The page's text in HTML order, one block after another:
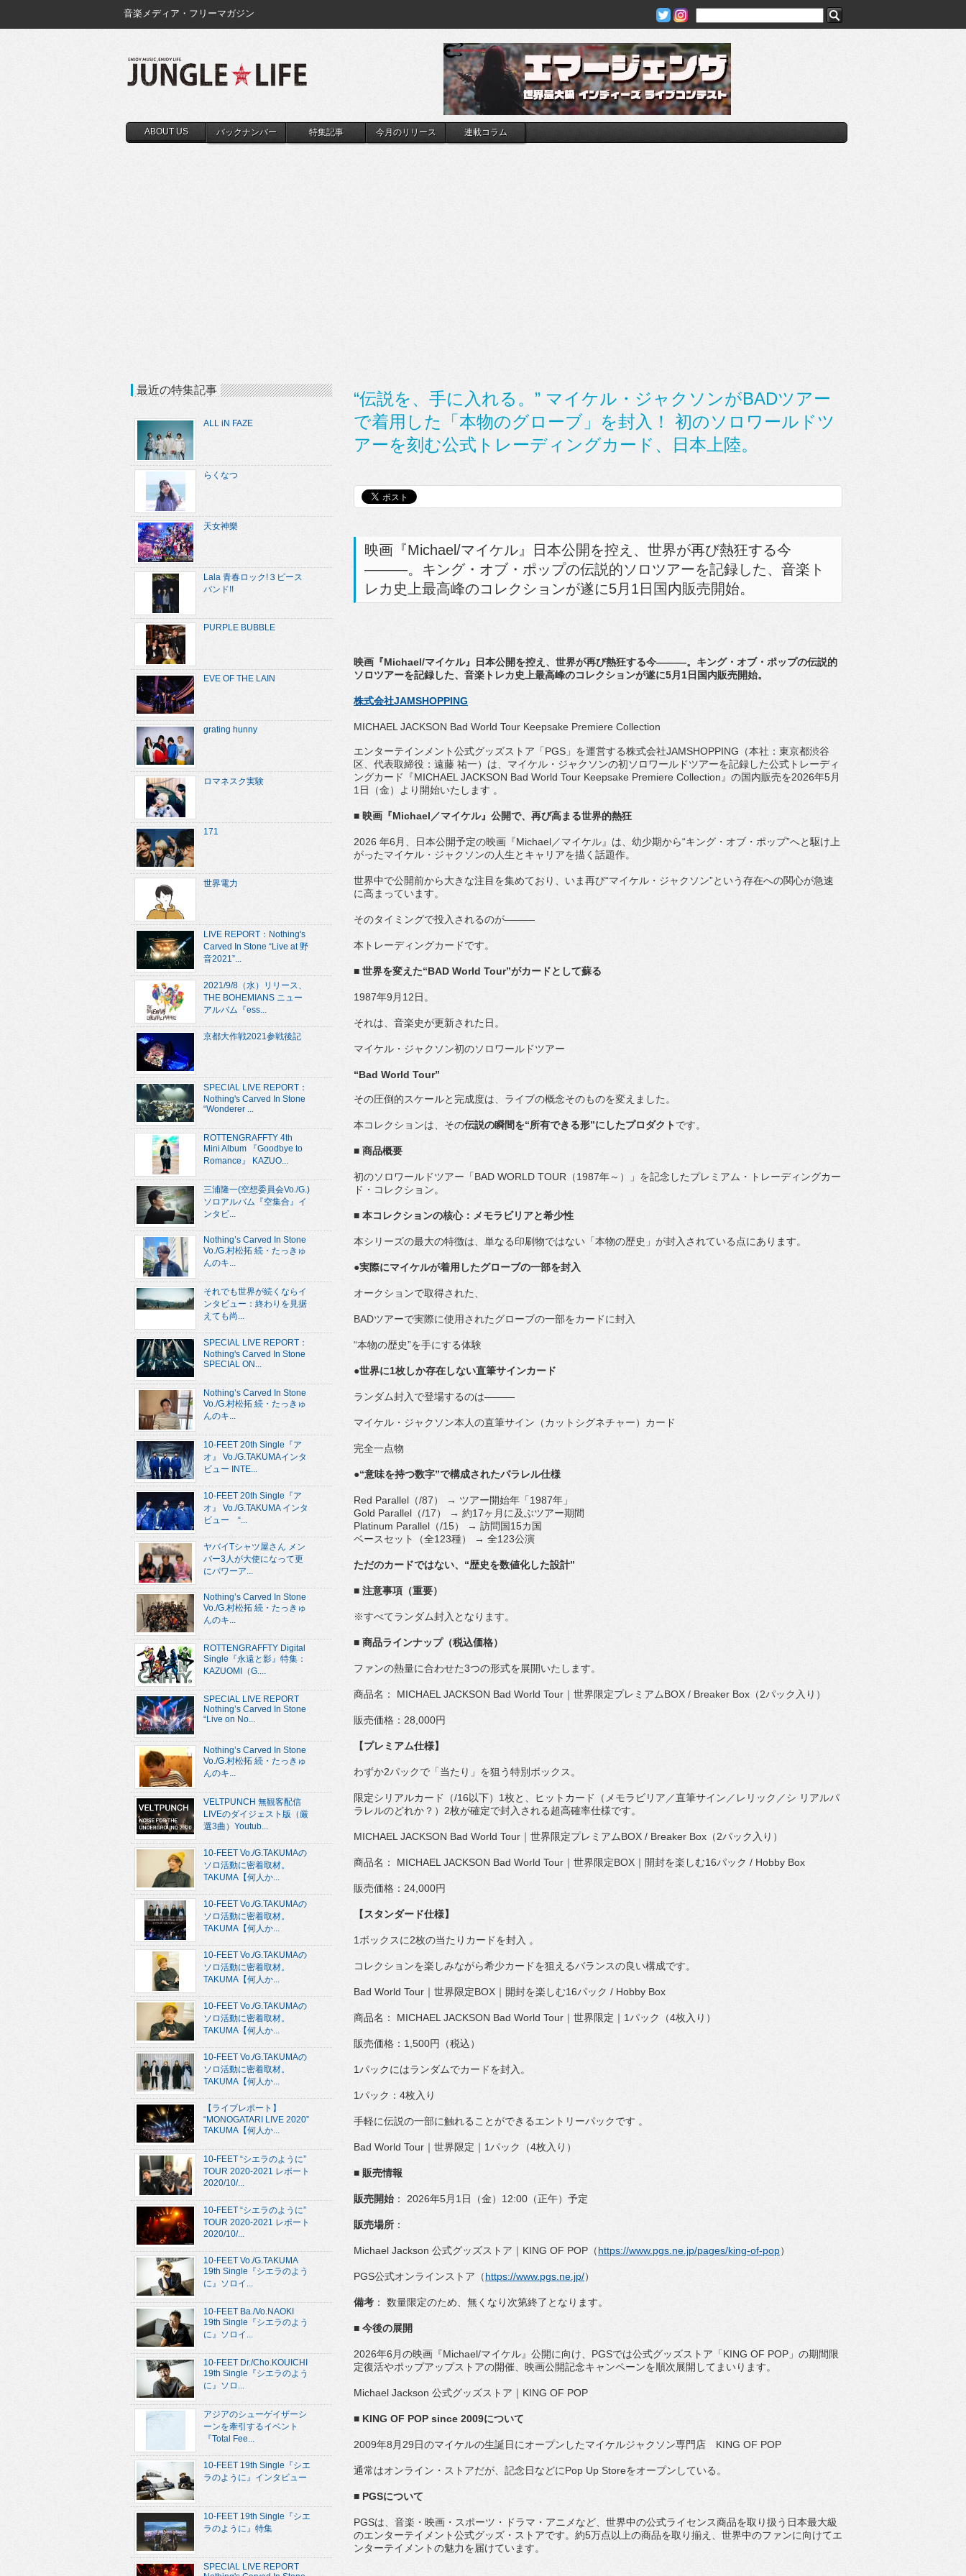
音楽メディア・フリーマガジン
ABOUT US バックナンバー 特集記事 今月のリリース 連載コラム
“伝説を、手に入れる。” マイケル・ジャクソンがBADツアー
で着用した「本物のグローブ」を封入！ 初のソロワールドツ
アーを刻む公式トレーディングカード、日本上陸。
映画『Michael/マイケル』日本公開を控え、世界が再び熱狂する今
―――。キング・オブ・ポップの伝説的ソロツアーを記録した、音楽ト
レカ史上最高峰のコレクションが遂に5月1日国内販売開始。
映画『Michael/マイケル』日本公開を控え、 世界が再び熱狂する今―――。キング・オブ・ ポップの伝説的
ソロツアーを記録した、 音楽トレカ史上最高峰のコレクションが遂に5月1日国内販売開始。
株式会社JAMSHOPPING
MICHAEL JACKSON Bad World Tour Keepsake Premiere Collection
エンターテインメント公式グッズストア「PGS」 を運営する株式会社JAMSHOPPING（本社： 東京都渋谷
区、代表取締役：遠藤 祐一）は、マイケル・ ジャクソンの初ソロワールドツアーを記録した公式トレーディ
ングカード『MICHAEL JACKSON Bad World Tour Keepsake Premiere Collection』の国内販売を2026年5月
1日（金）
より開始いたします 。
■ 映画『Michael／マイケル』公開で、再び高まる世界的熱狂
2026 年6月、日本公開予定の映画『Michael／マイケル』は、 幼少期から“キング・オブ・ポップ”へと駆け上
がったマイケル・ ジャクソンの人生とキャリアを描く話題作。
世界中で公開前から大きな注目を集めており、いま再び“マイケル・ジャクソン”という存在への関心が急速
に高まっています。
そのタイミングで投入されるのが―――
本トレーディングカードです。
■ 世界を変えた“BAD World Tour”がカードとして蘇る
1987年9月12日。
それは、音楽史が更新された日。
マイケル・ジャクソン初のソロワールドツアー
“Bad World Tour”
その圧倒的スケールと完成度は、 ライブの概念そのものを変えました。
本コレクションは、その伝説の瞬間を“所有できる形”にしたプロダクトです。
■ 商品概要
初のソロワールドツアー「BAD WORLD TOUR（1987年～）」を記念したプレミアム・
トレーディングカー
ド・コレクション。
■ 本コレクションの核心：メモラビリアと希少性
本シリーズの最大の特徴は、単なる印刷物ではない「本物の歴史」 が封入されている点にあります。
●実際にマイケルが着用したグローブの一部を封入
オークションで取得された、
BADツアーで実際に使用されたグローブの一部をカードに封入
“本物の歴史”を手にする体験
●世界に1枚しか存在しない直筆サインカード
ランダム封入で登場するのは―――
マイケル・ジャクソン本人の直筆サイン（カットシグネチャー） カード
完全一点物
●“意味を持つ数字”で構成されたパラレル仕様
Red Parallel（/87） → ツアー開始年「1987年」
Gold Parallel（/17） → 約17ヶ月に及ぶツアー期間
Platinum Parallel（/15） → 訪問国15カ国
ベースセット（全123種） → 全123公演
ただのカードではない、“歴史を数値化した設計”
■ 注意事項（重要）
※すべてランダム封入となります。
■ 商品ラインナップ（税込価格）
ファンの熱量に合わせた3つの形式を展開いたします。
商品名： MICHAEL JACKSON Bad World Tour｜世界限定プレミアムBOX / Breaker Box（2パック入り）
販売価格：28,000円
【プレミアム仕様】
わずか2パックで「当たり」を狙う特別ボックス。
限定シリアルカード（/16以下）1枚と、ヒットカード（ メモラビリア／直筆サイン／レリック／シ リアルパ
ラレルのどれか？） 2枚が確定で封入される超高確率仕様です。
MICHAEL JACKSON Bad World Tour｜世界限定プレミアムBOX / Breaker Box（2パック入り）
商品名： MICHAEL JACKSON Bad World Tour｜世界限定BOX｜開封を楽しむ16パック / Hobby Box
販売価格：24,000円
【スタンダード仕様】
1ボックスに2枚の当たりカードを封入 。
コレクションを楽しみながら希少カードを狙えるバランスの良い構成です。
Bad World Tour｜世界限定BOX｜開封を楽しむ16パック / Hobby Box
商品名： MICHAEL JACKSON Bad World Tour｜世界限定｜1パック（4枚入り）
販売価格：1,500円（税込）
1パックにはランダムでカードを封入。
1パック：4枚入り
手軽に伝説の一部に触れることができるエントリーパックです 。
Bad World Tour｜世界限定｜1パック（4枚入り）
■ 販売情報
販売開始 ： 2026年5月1日（金）12:00（正午）予定
販売場所 ：
Michael Jackson 公式グッズストア｜KING OF POP（https://www.pgs.ne.jp/pages/king-of-pop）
PGS公式オンラインストア（https://www.pgs. ne.jp/）
備考 ： 数量限定のため、無くなり次第終了となります。
■ 今後の展開
2026年6月の映画『Michael/マイケル』公開に向け、 PGSでは公式グッズストア「KING OF POP」の期間限
定復活やポップアップストアの開催、 映画公開記念キャンペーンを順次展開してまいります。
Michael Jackson 公式グッズストア｜KING OF POP
■ KING OF POP since 2009について
2009年8月29日のマイケルの生誕日にオープンしたマイケルジャクソン専門店 KING OF POP
通常はオンライン・ストアだが、記念日などにPop Up Storeをオープンしている。
■ PGSについて
PGSは、音楽・映画・スポーツ・ドラマ・アニメなど、 世界中の公式ライセンス商品を取り扱う日本最大級
のエンターテイ メント公式グッズ・ストアです。約5万点以上の商品を取り揃え、 世界中のファンに向けてエ
ンターテイメントの魅力を届けています。
最近の特集記事
ALL iN FAZE
らくなつ
天女神樂
Lala 青春ロック!３ピース
バンド!!
PURPLE BUBBLE
EVE OF THE LAIN
grating hunny
ロマネスク実験
171
世界電力
LIVE REPORT：Nothing's
Carved In Stone “Live at 野
音2021”...
2021/9/8（水）リリース、
THE BOHEMIANS ニュー
アルバム『ess...
京都大作戦2021参戦後記
SPECIAL LIVE REPORT：
Nothing's Carved In Stone
“Wonderer ...
ROTTENGRAFFTY 4th
Mini Album 『Goodbye to
Romance』 KAZUO...
三浦隆一(空想委員会Vo./G.)
ソロアルバム『空集合』イ
ンタビ...
Nothing’s Carved In Stone
Vo./G.村松拓 続・たっきゅ
んのキ...
それでも世界が続くならイ
ンタビュー：終わりを見据
えても尚...
SPECIAL LIVE REPORT：
Nothing's Carved In Stone
SPECIAL ON...
Nothing’s Carved In Stone
Vo./G.村松拓 続・たっきゅ
んのキ...
10-FEET 20th Single『ア
オ』 Vo./G.TAKUMAインタ
ビュー INTE...
10-FEET 20th Single『ア
オ』 Vo./G.TAKUMA インタ
ビュー “...
ヤバイTシャツ屋さん メン
バー3人が大使になって更
にパワーア...
Nothing’s Carved In Stone
Vo./G.村松拓 続・たっきゅ
んのキ...
ROTTENGRAFFTY Digital
Single『永遠と影』特集：
KAZUOMI（G....
SPECIAL LIVE REPORT
Nothing’s Carved In Stone
“Live on No...
Nothing’s Carved In Stone
Vo./G.村松拓 続・たっきゅ
んのキ...
VELTPUNCH 無観客配信
LIVEのダイジェスト版（厳
選3曲）Youtub...
10-FEET Vo./G.TAKUMAの
ソロ活動に密着取材。
TAKUMA【何人か...
10-FEET Vo./G.TAKUMAの
ソロ活動に密着取材。
TAKUMA【何人か...
10-FEET Vo./G.TAKUMAの
ソロ活動に密着取材。
TAKUMA【何人か...
10-FEET Vo./G.TAKUMAの
ソロ活動に密着取材。
TAKUMA【何人か...
10-FEET Vo./G.TAKUMAの
ソロ活動に密着取材。
TAKUMA【何人か...
【ライブレポート】
“MONOGATARI LIVE 2020”
TAKUMA【何人か...
10-FEET “シエラのように”
TOUR 2020-2021 レポート
2020/10/...
10-FEET “シエラのように”
TOUR 2020-2021 レポート
2020/10/...
10-FEET Vo./G.TAKUMA
19th Single『シエラのよう
に』ソロイ...
10-FEET Ba./Vo.NAOKI
19th Single『シエラのよう
に』ソロイ...
10-FEET Dr./Cho.KOUICHI
19th Single『シエラのよう
に』ソロ...
アジアのシューゲイザーシ
ーンを牽引するイベント
『Total Fee...
10-FEET 19th Single『シエ
ラのように』インタビュー
10-FEET 19th Single『シエ
ラのように』特集
SPECIAL LIVE REPORT